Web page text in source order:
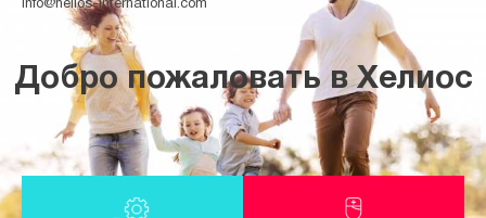
info@helios-international.com
Добро пожаловать в Хелиос